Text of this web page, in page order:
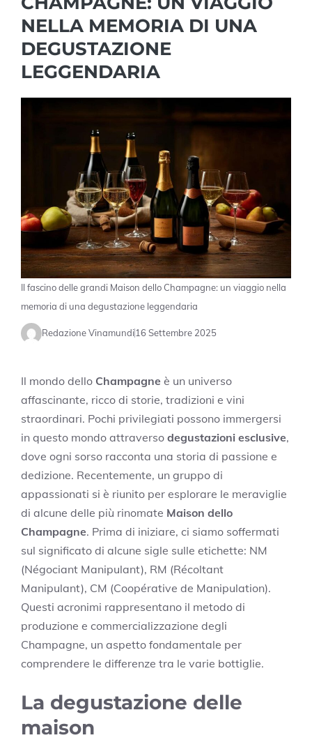
NELLA MEMORIA DI UNA
DEGUSTAZIONE
LEGGENDARIA
Il fascino delle grandi Maison dello Champagne: un viaggio nella
memoria di una degustazione leggendaria
Redazione Vinamundi16 Settembre 2025
Il mondo dello Champagne è un universo
affascinante, ricco di storie, tradizioni e vini
straordinari. Pochi privilegiati possono immergersi
in questo mondo attraverso degustazioni esclusive,
dove ogni sorso racconta una storia di passione e
dedizione. Recentemente, un gruppo di
appassionati si è riunito per esplorare le meraviglie
di alcune delle più rinomate Maison dello
Champagne. Prima di iniziare, ci siamo soffermati
sul significato di alcune sigle sulle etichette: NM
(Négociant Manipulant), RM (Récoltant
Manipulant), CM (Coopérative de Manipulation).
Questi acronimi rappresentano il metodo di
produzione e commercializzazione degli
Champagne, un aspetto fondamentale per
comprendere le differenze tra le varie bottiglie.
La degustazione delle
maison